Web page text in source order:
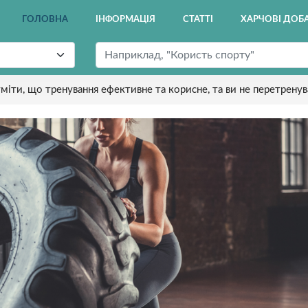
ГОЛОВНА ІНФОРМАЦІЯ СТАТТІ ХАРЧОВІ
що тренування ефективне та корисне, та ви не